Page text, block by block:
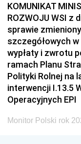
KOMUNIKAT
ROZWOJU WSI z
sprawie
szczegółowych
wypłaty i zwrotu
ramach Planu
Polityki Rolnej na
interwencji I.13.5
Operacyjnych EPI
Monitor Polski rok